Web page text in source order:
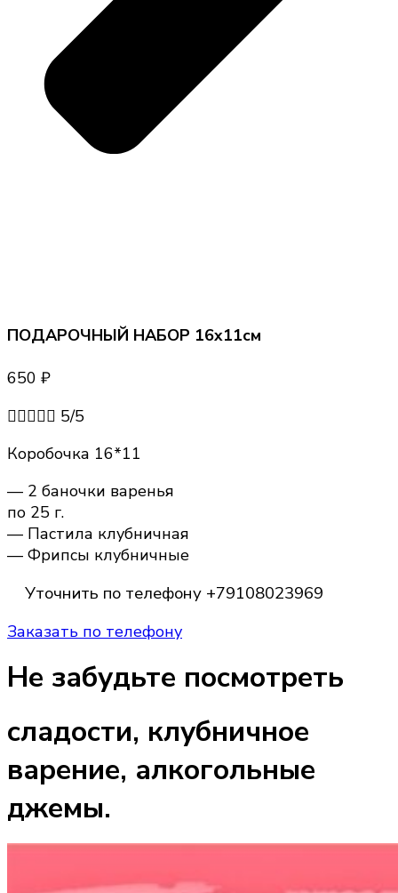
ПОДАРОЧНЫЙ НАБОР 16х11см
650 ₽
 5/5
Коробочка 16*11
— 2 баночки варенья
по 25 г.
— Пастила клубничная
— Фрипсы клубничные
Уточнить по телефону +79108023969
Заказать по телефону
Не забудьте посмотреть
сладости, клубничное
варение, алкогольные
джемы.